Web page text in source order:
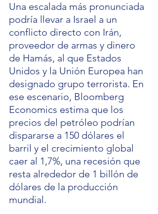
Una escalada más pronunciada
podría llevar a Israel a un
conflicto directo con Irán,
proveedor de armas y dinero
de Hamás, al que Estados
Unidos y la Unión Europea han
designado grupo terrorista. En
ese escenario, Bloomberg
Economics estima que los
precios del petróleo podrían
dispararse a 150 dólares el
barril y el crecimiento global
caer al 1,7%, una recesión que
resta alrededor de 1 billón de
dólares de la producción
mundial.